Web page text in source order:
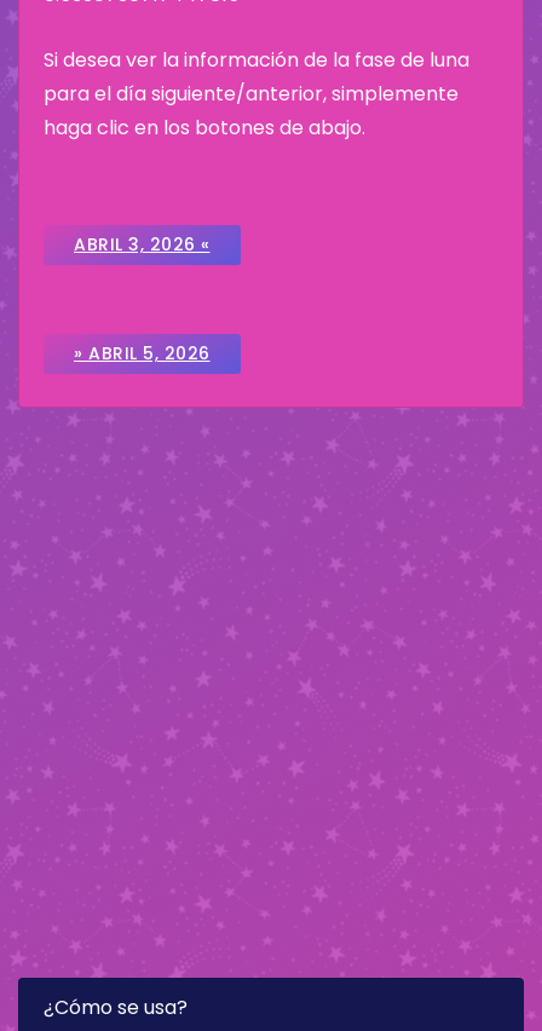
Si desea ver la información de la fase de luna
para el día siguiente/anterior, simplemente
haga clic en los botones de abajo.
ABRIL 3, 2026 «
» ABRIL 5, 2026
¿Cómo se usa?